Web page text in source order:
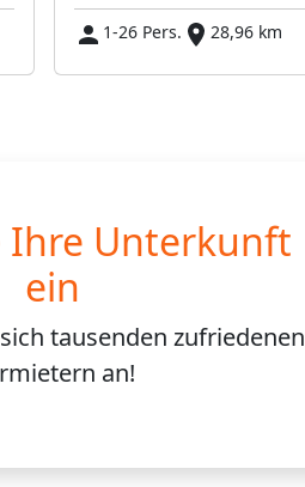
1-26 Pers.
28,96 km
Ihre Unterkunft
ein
tausenden zufriedenen
an!